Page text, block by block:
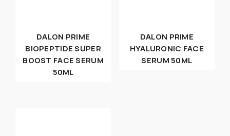
DALON PRIME
BIOPEPTIDE SUPER
BOOST FACE SERUM
50ML
DALON PRIME
HYALURONIC FACE
SERUM 50ML